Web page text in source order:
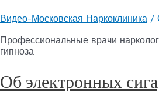
Видео-Московская Наркоклиника /
Профессиональные врачи
гипноза
Об электронных